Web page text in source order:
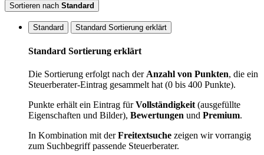
Sortieren nach Standard
Standard Standard Sortierung erklärt
Standard Sortierung erklärt
Die Sortierung erfolgt nach derAnzahl von Punkten, die ein
Steuerberater-Eintrag gesammelt hat (0 bis 400 Punkte).
Punkte erhält ein Eintrag fürVollständigkeit(ausgefüllte
Eigenschaften und Bilder), Bewertungen und Premium.
In Kombination mit derFreitextsuche zeigen wir vorrangig
zum Suchbegriff passende Steuerberater.